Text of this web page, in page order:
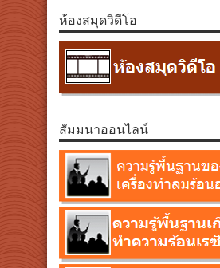
ห้องสมุดวิดีโอ
สัมมนาออนไลน์